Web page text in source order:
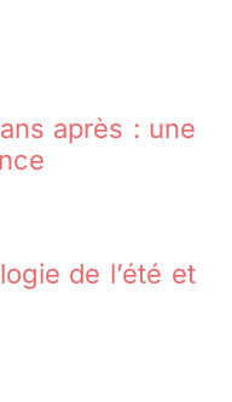
après : une
de l’été et